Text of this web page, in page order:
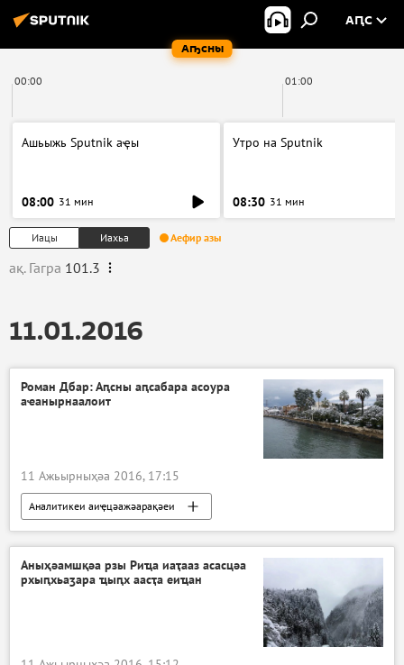
Аҧсны
АԤС
00:00 01:00
Ашьыжь Sputnik аҿы
08:00 31 мин
Утро на Sputnik
08:30 31 мин
Иацы Иахьа Аефир азы
ақ. Гагра 101.3
11.01.2016
Роман Дбар: Аԥсны аԥсабара асоура
аҽанырнаалоит
11 Ажьырныҳәа 2016, 17:15
Аналитикеи аиҿцәажәарақәеи
Ажәабжьқәа
Аԥсны
Аныҳәамшқәа рзы Риҵа иаҭааз асасцәа
рхыԥхьаӡара ҵыԥх аасҭа еиҵан